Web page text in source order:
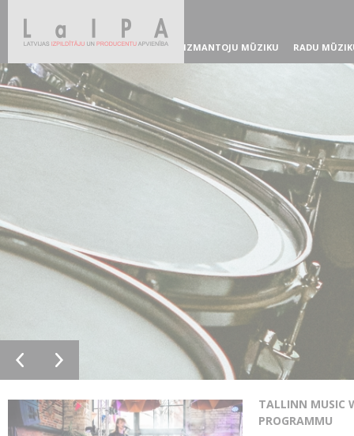
IZMANTOJU MŪZIKU RADU
TALLINN MUSIC
PROGRAMMU